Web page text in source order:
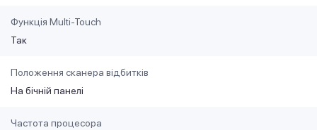
Функція Multi-Touch
Так
Положення сканера відбитків
На бічній панелі
Частота процесора